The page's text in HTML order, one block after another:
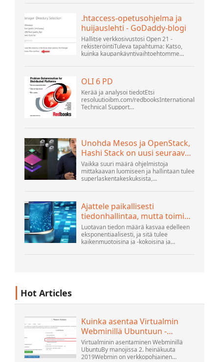
tietokannan versioon 5.1. Käynnistin
.htaccess-opetusohjelma ja
huijauslehti - GoDaddy-blogi
Hallitse verkkosivustosi Open 21 -
rekisteröintiTuleva tapahtuma: Katso,
kuinka kaupankäyntivaihtoehtomme
muuttuvaan maisemaan GoDaddy Open
Tervetuloa .htacces...
OLI 6 PD
Kerää ja analysoi tiedotEtsi
resoluutioibm.com/redbooksInternational
Technical Support
Distributed Platforms November 2005
Unohda Mesos ja OpenStack,
Hashi Stack on uusi seuraava
alusta
Vaikka suuri määrä ohjelmistoja
mittakaavan luomiseen ja hallintaan tulee
superlaskentakeskuksista,
julkisista pilvirakentajista, ihmiset tekevät
Ajattele paikallisesti
tiedonhallintaa, mutta toimi
globaalisti
Luotavan tiedon määrä kasvaa edelleen
eksponentiaalisesti, ja sitä tulee
kaikenmuotoisina ja -kokoisina ja
jäsenneltyä ja - yhä enemmän -
Hot Articles
Kuinka asentaa Virtualmin
Webminillä Ubuntuun -
Interserver ...
Virtualminin asentaminen Webminillä
UbuntuBy manojissa 2. heinäkuuta
2019Webmin on verkkopohjainen